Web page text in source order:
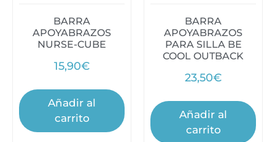
BARRA
APOYABRAZOS
NURSE-CUBE
15,90€
Añadir al
carrito
BARRA
APOYABRAZOS
PARA SILLA BE
COOL OUTBACK
23,50€
Añadir al
carrito